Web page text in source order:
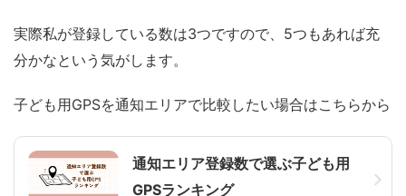
実際私が登録している数は3つですので、5つもあれば充
分かなという気がします。
子ども用GPSを通知エリアで比較したい場合はこちらから
通知エリア登録数で選ぶ子ども用
GPSランキング